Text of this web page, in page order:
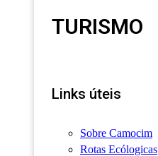
TURISMO
Links úteis
Sobre Camocim
Rotas Ecólogicas